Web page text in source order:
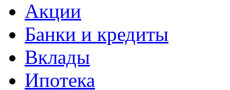
Акции
Банки и кредиты
Вклады
Ипотека